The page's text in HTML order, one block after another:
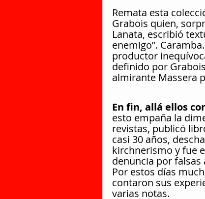
Remata esta
Grabois quien,
Lanata, escribió
enemigo”.
productor
definido por
almirante Massera
En fin, allá ellos
esto empaña la
revistas, publicó
casi 30 años,
kirchnerismo y fue
denuncia por
Por estos días
contaron sus
varias notas.